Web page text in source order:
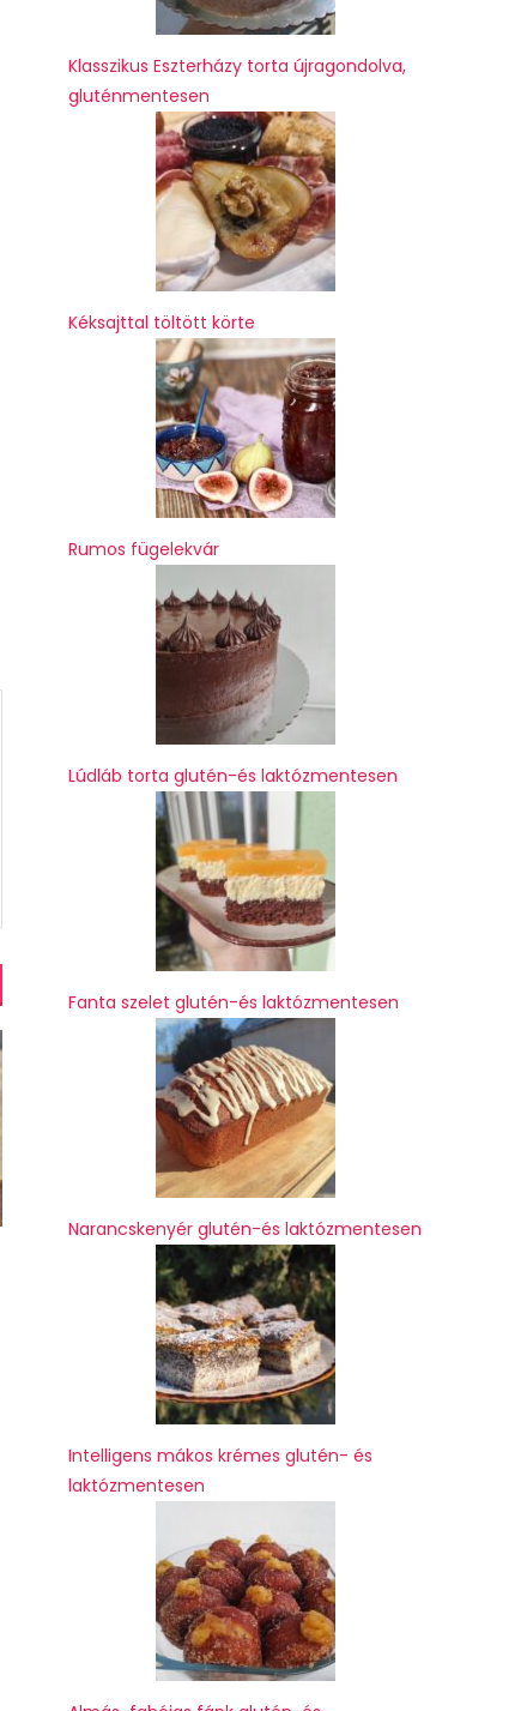
Klasszikus Eszterházy torta újragondolva,
gluténmentesen
Kéksajttal töltött körte
Rumos fügelekvár
Lúdláb torta glutén-és laktózmentesen
Fanta szelet glutén-és laktózmentesen
Narancskenyér glutén-és laktózmentesen
Intelligens mákos krémes glutén- és
laktózmentesen